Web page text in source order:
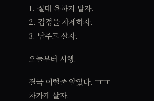
1. 절대 욕하지 말자.
2. 감정을 자제하자.
3. 남주고 살자.
오늘부터 시행.
결국 이럴줄 알았다. ㅠㅠ
차카게 살자.